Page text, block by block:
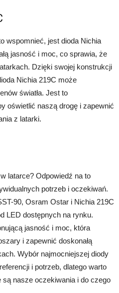
wspomnieć, jest dioda Nichia
jasność i moc, co sprawia, że
Dzięki swojej konstrukcji
Nichia 219C może
światła. Jest to
oświetlić naszą drogę i zapewnić
z latarki.
latarce? Odpowiedź na to
potrzeb i oczekiwań.
90, Osram Ostar i Nichia 219C
LED dostępnych na rynku.
jasność i moc, która
i zapewnić doskonałą
Wybór najmocniejszej diody
i potrzeb, dlatego warto
są nasze oczekiwania i do czego